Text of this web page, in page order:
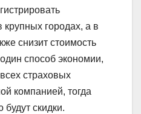
крупных городах, а в
снизит стоимость
способ экономии,
страховых
компанией, тогда
будут скидки.